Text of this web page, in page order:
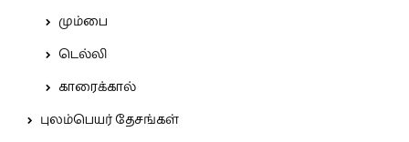
மும்பை
டெல்லி
காரைக்கால்
புலம்பெயர் தேசங்கள்